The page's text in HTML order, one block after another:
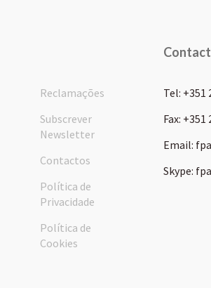
Reclamações
Subscrever
Newsletter
Contactos
Política de
Privacidade
Política de
Cookies
Tel: +351
Fax: +351
Email:
Skype: